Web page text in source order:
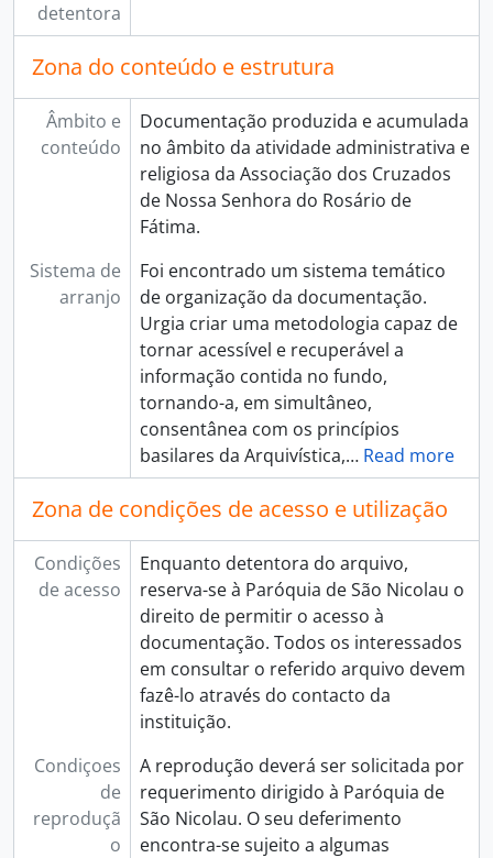
detentora
Zona do conteúdo e estrutura
Âmbito e
conteúdo
Documentação produzida e acumulada
no âmbito da atividade administrativa e
religiosa da Associação dos Cruzados
de Nossa Senhora do Rosário de
Fátima.
Sistema de
arranjo
Foi encontrado um sistema temático
de organização da documentação.
Urgia criar uma metodologia capaz de
tornar acessível e recuperável a
informação contida no fundo,
tornando-a, em simultâneo,
consentânea com os princípios
basilares da Arquivística,… Read more
Zona de condições de acesso e utilização
Condições
de acesso
Enquanto detentora do arquivo,
reserva-se à Paróquia de São Nicolau o
direito de permitir o acesso à
documentação. Todos os interessados
em consultar o referido arquivo devem
fazê-lo através do contacto da
instituição.
Condiçoes
de
reproduçã
o
A reprodução deverá ser solicitada por
requerimento dirigido à Paróquia de
São Nicolau. O seu deferimento
encontra-se sujeito a algumas